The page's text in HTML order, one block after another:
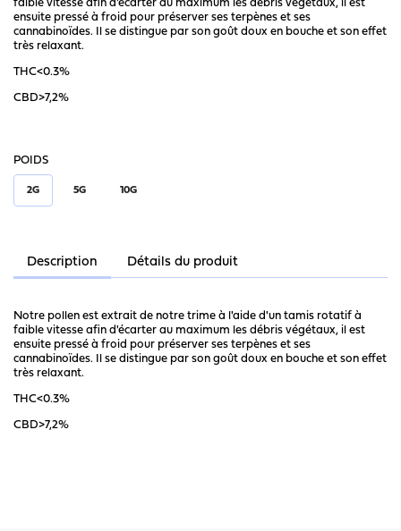
faible vitesse afin d'écarter au maximum les débris végétaux, il est
ensuite pressé à froid pour préserver ses terpènes et ses
cannabinoïdes. Il se distingue par son goût doux en bouche et son effet
très relaxant.
THC<0.3%
CBD>7,2%
POIDS
2G 5G 10G
Description Détails du produit
Notre pollen est extrait de notre trime à l'aide d'un tamis rotatif à
faible vitesse afin d'écarter au maximum les débris végétaux, il est
ensuite pressé à froid pour préserver ses terpènes et ses
cannabinoïdes. Il se distingue par son goût doux en bouche et son effet
très relaxant.
THC<0.3%
CBD>7,2%